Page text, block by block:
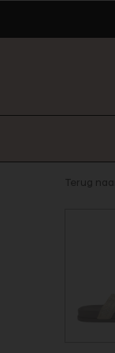
Terug